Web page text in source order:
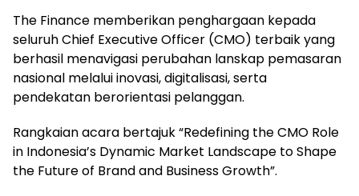
The Finance memberikan penghargaan kepada
seluruh Chief Executive Officer (CMO) terbaik yang
berhasil menavigasi perubahan lanskap pemasaran
nasional melalui inovasi, digitalisasi, serta
pendekatan berorientasi pelanggan.
Rangkaian acara bertajuk “Redefining the CMO Role
in Indonesia’s Dynamic Market Landscape to Shape
the Future of Brand and Business Growth”.